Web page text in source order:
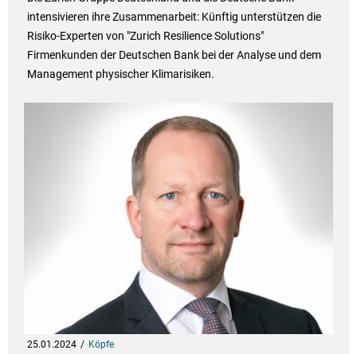
intensivieren ihre Zusammenarbeit: Künftig unterstützen die
Risiko-Experten von "Zurich Resilience Solutions"
Firmenkunden der Deutschen Bank bei der Analyse und dem
Management physischer Klimarisiken.
25.01.2024 Köpfe